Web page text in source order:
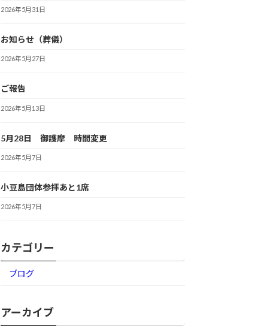
2026年5月31日
お知らせ（葬儀）
2026年5月27日
ご報告
2026年5月13日
5月28日 御護摩 時間変更
2026年5月7日
小豆島団体参拝あと1席
2026年5月7日
カテゴリー
ブログ
アーカイブ